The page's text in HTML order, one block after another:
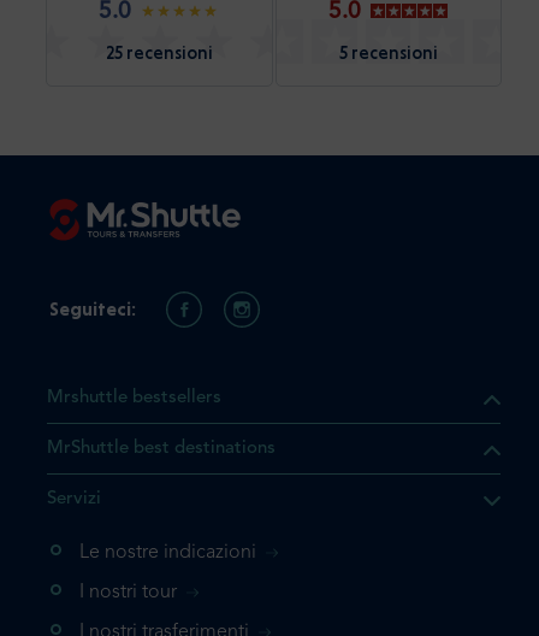
5.0
25 recensioni
5.0
5 recensioni
il prodotto che state
nuovamente, la
Mrshuttle bestsellers
MrShuttle best destinations
Servizi
Le nostre indicazioni
I nostri tour
Seguiteci: